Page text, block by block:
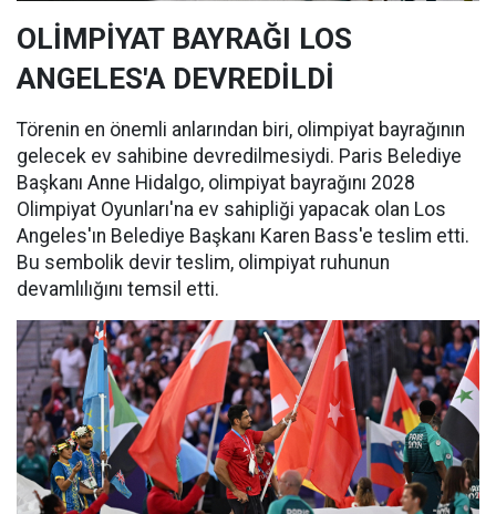
OLİMPİYAT BAYRAĞI LOS
ANGELES'A DEVREDİLDİ
Törenin en önemli anlarından biri, olimpiyat bayrağının
gelecek ev sahibine devredilmesiydi. Paris Belediye
Başkanı Anne Hidalgo, olimpiyat bayrağını 2028
Olimpiyat Oyunları'na ev sahipliği yapacak olan Los
Angeles'ın Belediye Başkanı Karen Bass'e teslim etti.
Bu sembolik devir teslim, olimpiyat ruhunun
devamlılığını temsil etti.